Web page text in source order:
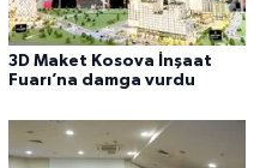
3D Maket Kosova İnşaat
Fuarı’na damga vurdu